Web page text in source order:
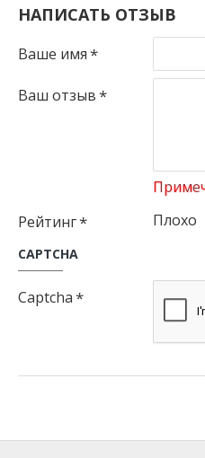
НАПИСАТЬ ОТЗЫВ
Ваше имя
Ваш отзыв
Рейтинг
Плохо
CAPTCHA
Captcha